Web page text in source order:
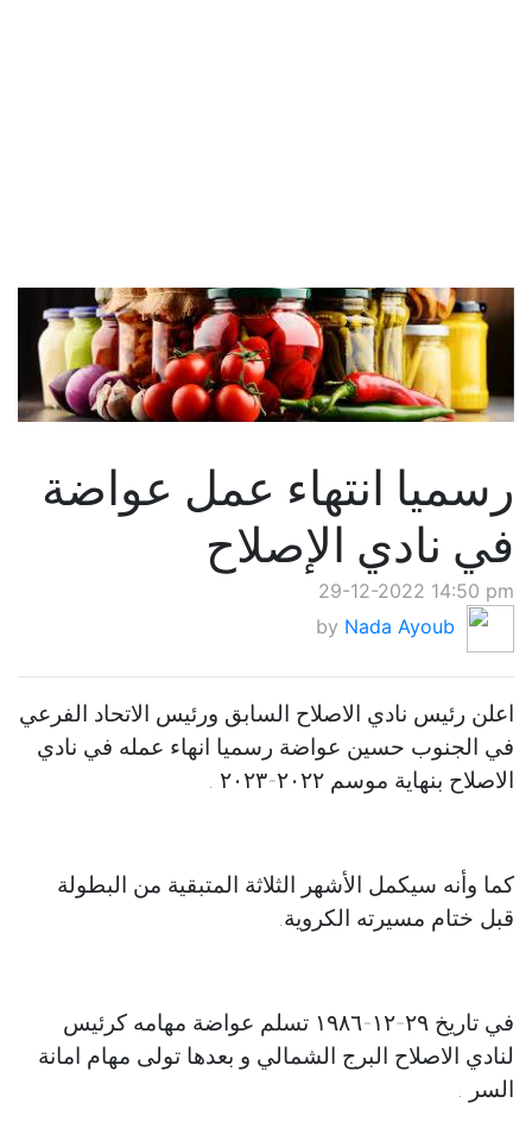
رسميا انتهاء عمل عواضة
في نادي الإصلاح
29-12-2022 14:50 pm
by Nada Ayoub
اعلن رئيس نادي الاصلاح السابق ورئيس الاتحاد الفرعي
في الجنوب حسين عواضة رسميا انهاء عمله في نادي
الاصلاح بنهاية موسم ٢٠٢٢-٢٠٢٣ .
كما وأنه سيكمل الأشهر الثلاثة المتبقية من البطولة
قبل ختام مسيرته الكروية.
في تاريخ ٢٩-١٢-١٩٨٦ تسلم عواضة مهامه كرئيس
لنادي الاصلاح البرج الشمالي و بعدها تولى مهام امانة
السر .